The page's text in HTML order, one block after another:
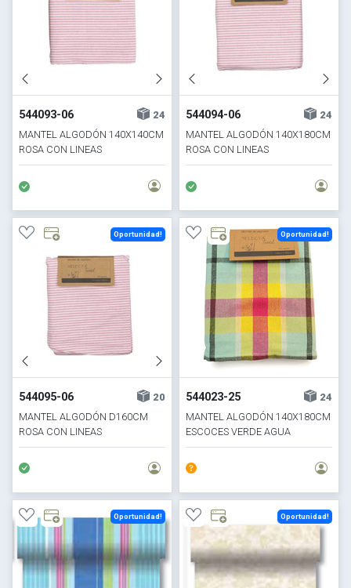
544093-06
24
MANTEL ALGODÓN 140X140CM
ROSA CON LINEAS
544094-06
24
MANTEL ALGODÓN 140X180CM
ROSA CON LINEAS
544095-06
20
MANTEL ALGODÓN D160CM
ROSA CON LINEAS
Oportunidad!
544023-25
24
MANTEL ALGODÓN 140X180CM
ESCOCES VERDE AGUA
Oportunidad!
Oportunidad! Oportunidad!